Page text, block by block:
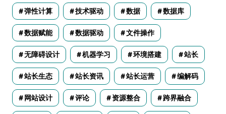
弹性计算 技术驱动 数据 数据库
数据赋能 数据驱动 文件操作
无障碍设计 机器学习 环境搭建 站长
站长生态 站长资讯 站长运营 编解码
网站设计 评论 资源整合 跨界融合